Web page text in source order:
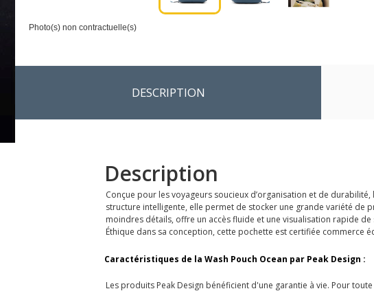
Photo(s) non contractuelle(s)
DESCRIPTION
Description
Conçue pour les voyageurs soucieux d’organisation et de
structure intelligente, elle permet de stocker une grande variété de
moindres détails, offre un accès fluide et une visualisation rapide
Éthique dans sa conception, cette pochette est certifiée commerce
Caractéristiques de la Wash Pouch Ocean par Peak Design :
Les produits Peak Design bénéficient d'une garantie à vie. Pour